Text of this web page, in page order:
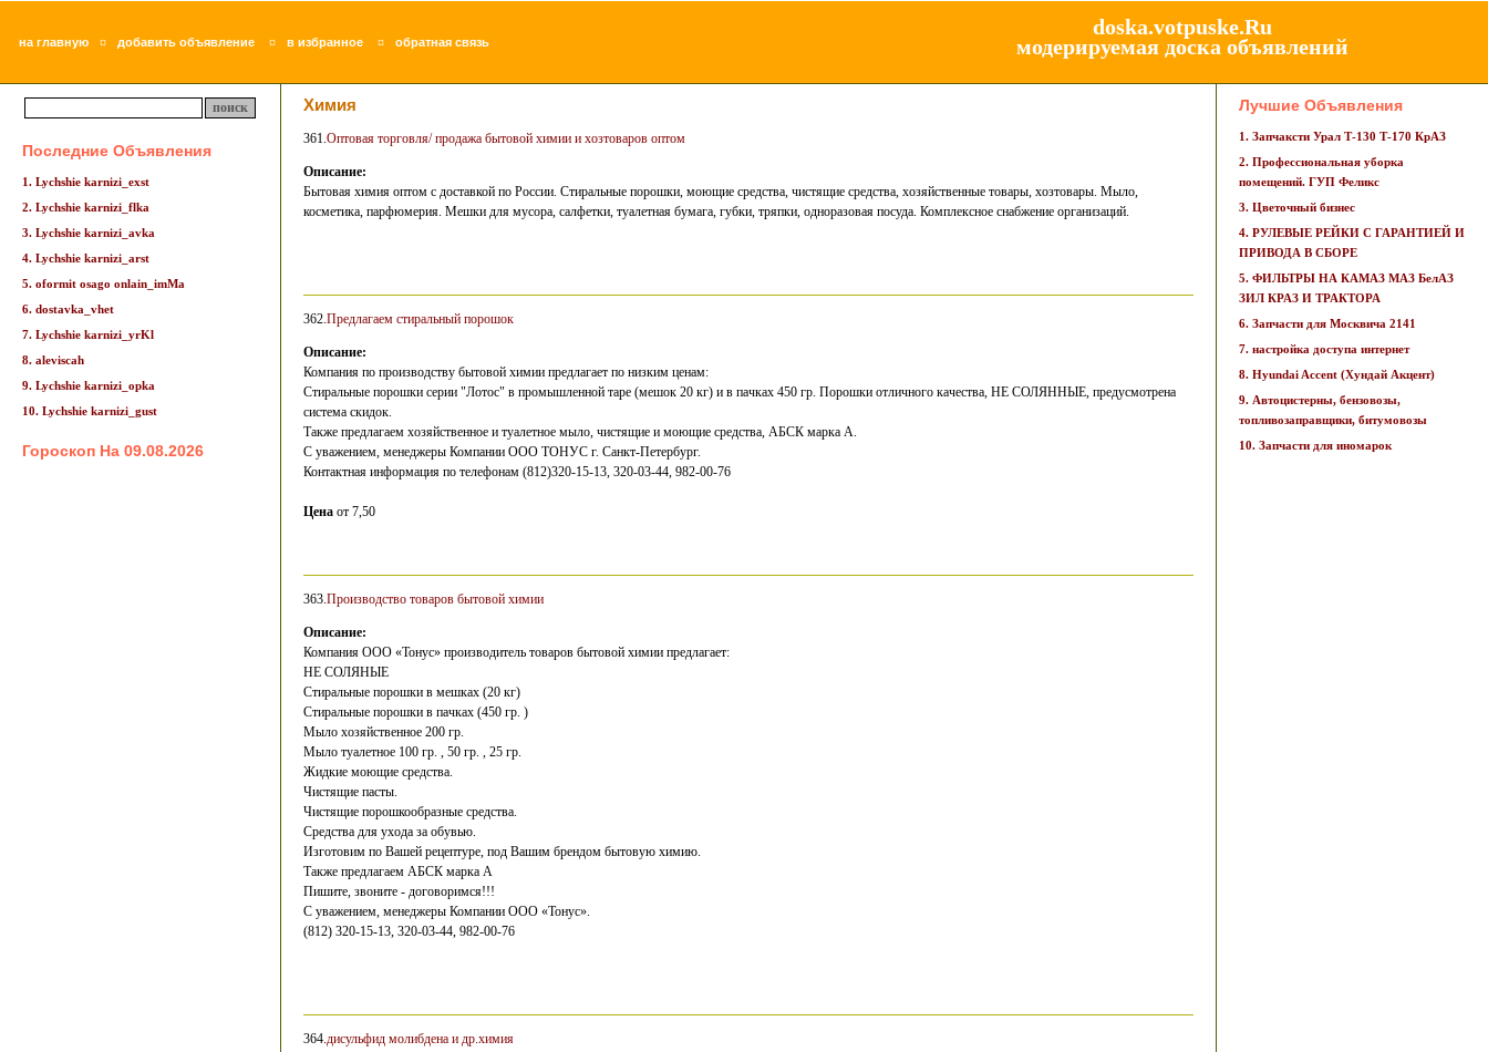
на главную ¤ добавить объявление ¤ в избранное ¤ обратная связь
doska.votpuske.Ru
модерируемая доска объявлений
Последние Объявления
1. Lychshie karnizi_exst
2. Lychshie karnizi_flka
3. Lychshie karnizi_avka
4. Lychshie karnizi_arst
5. oformit osago onlain_imMa
6. dostavka_vhet
7. Lychshie karnizi_yrKl
8. aleviscah
9. Lychshie karnizi_opka
10. Lychshie karnizi_gust
Гороскоп На 09.08.2026
Химия
361.Оптовая торговля/ продажа бытовой химии и хозтоваров оптом
Описание:
Бытовая химия оптом с доставкой по России. Стиральные порошки, моющие средства, чистящие средства, хозяйственные товары, хозтовары. Мыло,
косметика, парфюмерия. Мешки для мусора, салфетки, туалетная бумага, губки, тряпки, одноразовая посуда. Комплексное снабжение организаций.
362.Предлагаем стиральный порошок
Описание:
Компания по производству бытовой химии предлагает по низким ценам:
Стиральные порошки серии "Лотос" в промышленной таре (мешок 20 кг) и в пачках 450 гр. Порошки отличного качества, НЕ СОЛЯННЫЕ, предусмотрена
система скидок.
Также предлагаем хозяйственное и туалетное мыло, чистящие и моющие средства, АБСК марка А.
С уважением, менеджеры Компании ООО ТОНУС г. Санкт-Петербург.
Контактная информация по телефонам (812)320-15-13, 320-03-44, 982-00-76
Цена от 7,50
363.Производство товаров бытовой химии
Описание:
Компания ООО «Тонус» производитель товаров бытовой химии предлагает:
НЕ СОЛЯНЫЕ
Стиральные порошки в мешках (20 кг)
Стиральные порошки в пачках (450 гр. )
Мыло хозяйственное 200 гр.
Мыло туалетное 100 гр. , 50 гр. , 25 гр.
Жидкие моющие средства.
Чистящие пасты.
Чистящие порошкообразные средства.
Средства для ухода за обувью.
Изготовим по Вашей рецептуре, под Вашим брендом бытовую химию.
Также предлагаем АБСК марка А
Пишите, звоните - договоримся!!!
С уважением, менеджеры Компании ООО «Тонус».
(812) 320-15-13, 320-03-44, 982-00-76
364.дисульфид молибдена и др.химия
Лучшие Объявления
1. Запчаксти Урал Т-130 Т-170 КрАЗ
2. Профессиональная уборка
помещений. ГУП Феликс
3. Цветочный бизнес
4. РУЛЕВЫЕ РЕЙКИ С ГАРАНТИЕЙ И
ПРИВОДА В СБОРЕ
5. ФИЛЬТРЫ НА КАМАЗ МАЗ БелАЗ
ЗИЛ КРАЗ И ТРАКТОРА
6. Запчасти для Москвича 2141
7. настройка доступа интернет
8. Hyundai Accent (Хундай Акцент)
9. Автоцистерны, бензовозы,
топливозаправщики, битумовозы
10. Запчасти для иномарок